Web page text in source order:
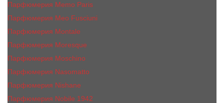
Парфюмерия Memo Paris
Парфюмерия Meo Fusciuni
Парфюмерия Montale
Парфюмерия Moresque
Парфюмерия Moschino
Парфюмерия Nasomatto
Парфюмерия Nishane
Парфюмерия Nobile 1942